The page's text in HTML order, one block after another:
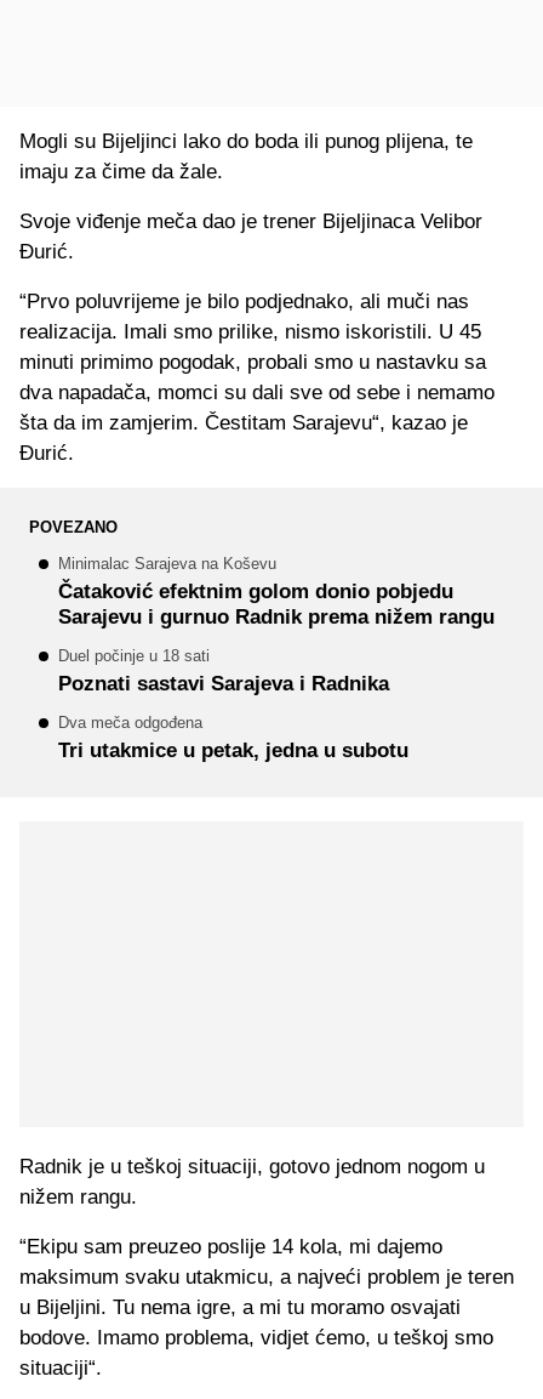
Mogli su Bijeljinci lako do boda ili punog plijena, te
imaju za čime da žale.
Svoje viđenje meča dao je trener Bijeljinaca Velibor
Đurić.
“Prvo poluvrijeme je bilo podjednako, ali muči nas
realizacija. Imali smo prilike, nismo iskoristili. U 45
minuti primimo pogodak, probali smo u nastavku sa
dva napadača, momci su dali sve od sebe i nemamo
šta da im zamjerim. Čestitam Sarajevu“, kazao je
Đurić.
POVEZANO
Minimalac Sarajeva na Koševu
Čataković efektnim golom donio pobjedu
Sarajevu i gurnuo Radnik prema nižem rangu
Duel počinje u 18 sati
Poznati sastavi Sarajeva i Radnika
Dva meča odgođena
Tri utakmice u petak, jedna u subotu
Radnik je u teškoj situaciji, gotovo jednom nogom u
nižem rangu.
“Ekipu sam preuzeo poslije 14 kola, mi dajemo
maksimum svaku utakmicu, a najveći problem je teren
u Bijeljini. Tu nema igre, a mi tu moramo osvajati
bodove. Imamo problema, vidjet ćemo, u teškoj smo
situaciji“.